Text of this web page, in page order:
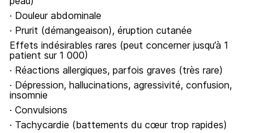
· Douleur abdominale
· Prurit (démangeaison), éruption cutanée
Effets indésirables rares (peut concerner jusqu’à 1
patient sur 1 000)
· Réactions allergiques, parfois graves (très rare)
· Dépression, hallucinations, agressivité, confusion,
insomnie
· Convulsions
· Tachycardie (battements du cœur trop rapides)